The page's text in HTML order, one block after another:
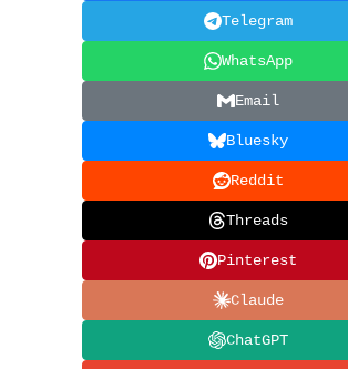
Telegram
WhatsApp
Email
Bluesky
Reddit
Threads
Pinterest
Claude
ChatGPT